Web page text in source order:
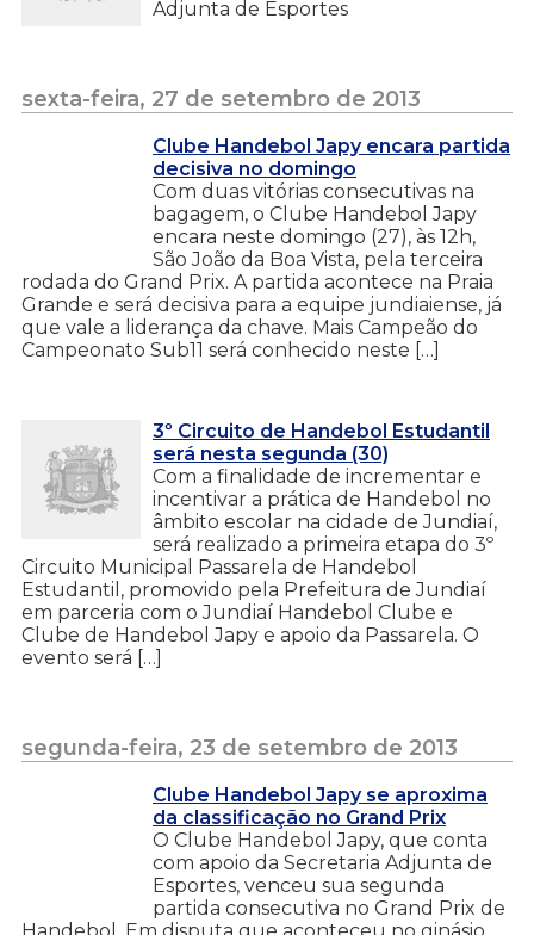
Adjunta de Esportes
sexta-feira, 27 de setembro de 2013
Clube Handebol Japy encara partida
decisiva no domingo
Com duas vitórias consecutivas na
bagagem, o Clube Handebol Japy
encara neste domingo (27), às 12h,
São João da Boa Vista, pela terceira
rodada do Grand Prix. A partida acontece na Praia
Grande e será decisiva para a equipe jundiaiense, já
que vale a liderança da chave. Mais Campeão do
Campeonato Sub11 será conhecido neste […]
3º Circuito de Handebol Estudantil
será nesta segunda (30)
Com a finalidade de incrementar e
incentivar a prática de Handebol no
âmbito escolar na cidade de Jundiaí,
será realizado a primeira etapa do 3º
Circuito Municipal Passarela de Handebol
Estudantil, promovido pela Prefeitura de Jundiaí
em parceria com o Jundiaí Handebol Clube e
Clube de Handebol Japy e apoio da Passarela. O
evento será […]
segunda-feira, 23 de setembro de 2013
Clube Handebol Japy se aproxima
da classificação no Grand Prix
O Clube Handebol Japy, que conta
com apoio da Secretaria Adjunta de
Esportes, venceu sua segunda
partida consecutiva no Grand Prix de
Handebol. Em disputa que aconteceu no ginásio